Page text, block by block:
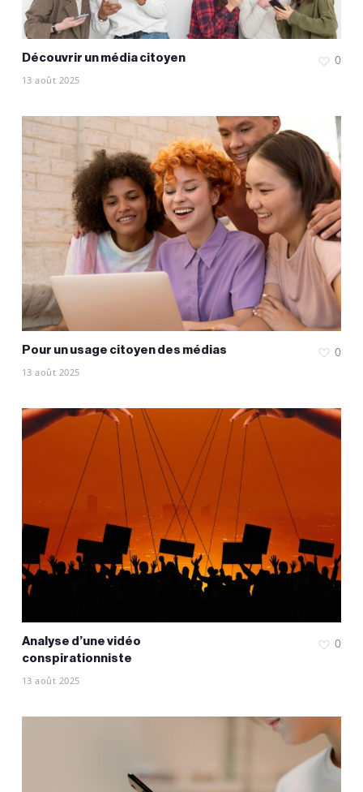
Découvrir un média citoyen
13 août 2025
0
Pour un usage citoyen des médias
13 août 2025
0
Analyse d’une vidéo
conspirationniste
13 août 2025
0